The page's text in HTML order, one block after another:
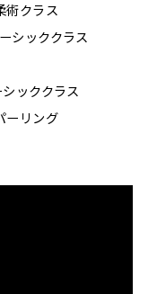
術クラス
シッククラス
ッククラス
ーリング